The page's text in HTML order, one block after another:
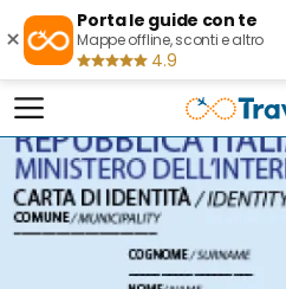
×
Porta le guide con te
Mappe offline, sconti e altro
4.9